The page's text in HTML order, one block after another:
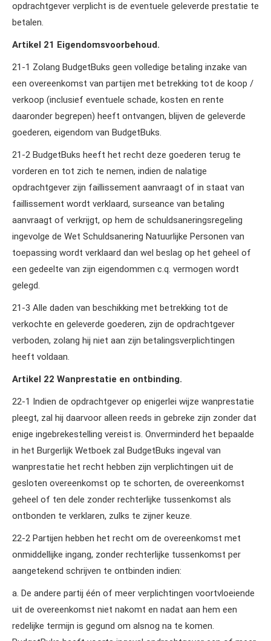
opdrachtgever verplicht is de eventuele geleverde prestatie te
betalen.
Artikel 21 Eigendomsvoorbehoud.
21‑1 Zolang BudgetBuks geen volledige betaling inzake van
een overeenkomst van partijen met betrekking tot de koop /
verkoop (inclusief eventuele schade, kosten en rente
daaronder begrepen) heeft ontvangen, blijven de geleverde
goederen, eigendom van BudgetBuks.
21‑2 BudgetBuks heeft het recht deze goederen terug te
vorderen en tot zich te nemen, indien de nalatige
opdrachtgever zijn faillissement aanvraagt of in staat van
faillissement wordt verklaard, surseance van betaling
aanvraagt of verkrijgt, op hem de schuldsaneringsregeling
ingevolge de Wet Schuldsanering Natuurlijke Personen van
toepassing wordt verklaard dan wel beslag op het geheel of
een gedeelte van zijn eigendommen c.q. vermogen wordt
gelegd.
21‑3 Alle daden van beschikking met betrekking tot de
verkochte en geleverde goederen, zijn de opdrachtgever
verboden, zolang hij niet aan zijn betalingsverplichtingen
heeft voldaan.
Artikel 22 Wanprestatie en ontbinding.
22‑1 Indien de opdrachtgever op enigerlei wijze wanprestatie
pleegt, zal hij daarvoor alleen reeds in gebreke zijn zonder dat
enige ingebrekestelling vereist is. Onverminderd het bepaalde
in het Burgerlijk Wetboek zal BudgetBuks ingeval van
wanprestatie het recht hebben zijn verplichtingen uit de
gesloten overeenkomst op te schorten, de overeenkomst
geheel of ten dele zonder rechterlijke tussenkomst als
ontbonden te verklaren, zulks te zijner keuze.
22‑2 Partijen hebben het recht om de overeenkomst met
onmiddellijke ingang, zonder rechterlijke tussenkomst per
aangetekend schrijven te ontbinden indien:
a. De andere partij één of meer verplichtingen voortvloeiende
uit de overeenkomst niet nakomt en nadat aan hem een
redelijke termijn is gegund om alsnog na te komen.